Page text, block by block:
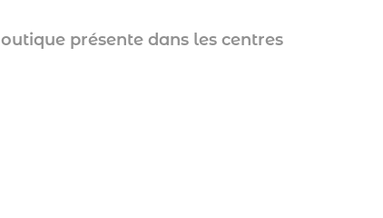
présente dans les centres